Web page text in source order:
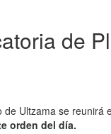
de
de Ultzama se reunirá
orden del día.